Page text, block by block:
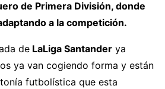
de Primera División, donde
a la competición.
de LaLiga Santander ya
ya van cogiendo forma y están
futbolística que esta